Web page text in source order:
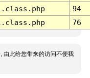
94
76
由此给您带来的访问不便我